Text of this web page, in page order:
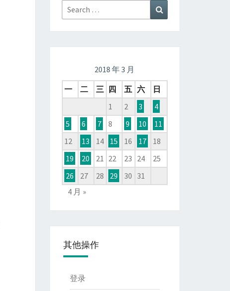
Search
for:
2018 年 3 月
一
二 三 四 五 六
日
1
2 3
4
5
6 7 8 9 10
11
12
13 14 15 16 17
18
19
20 21 22 23 24
25
26
27 28 29 30 31
4 月 »
其他操作
登录